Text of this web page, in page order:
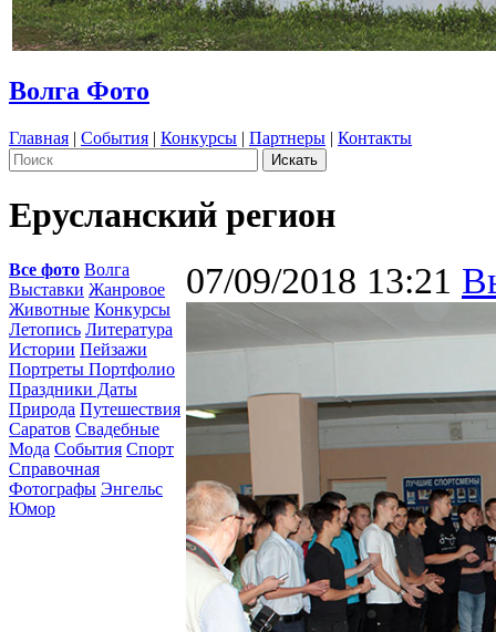
Волга Фото
Главная | События | Конкурсы | Партнеры | Контакты
Ерусланский регион
Все фото Волга
Выставки Жанровое
Животные Конкурсы
Летопись Литература
Истории Пейзажи
Портреты Портфолио
Праздники Даты
Природа Путешествия
Саратов Свадебные
Мода События Спорт
Справочная
Фотографы Энгельс
Юмор
07/09/2018 13:21